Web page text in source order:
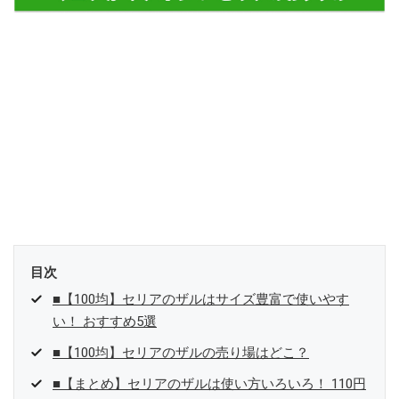
目次
■【100均】セリアのザルはサイズ豊富で使いやす
い！ おすすめ5選
■【100均】セリアのザルの売り場はどこ？
■【まとめ】セリアのザルは使い方いろいろ！ 110円